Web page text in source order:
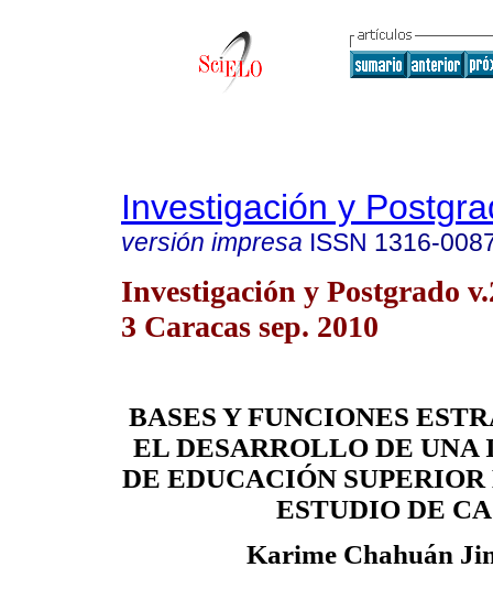
Investigación y
versión impresa ISSN 1316-
Investigación y Postgrado
3 Caracas sep. 2010
BASES Y FUNCIONES
EL DESARROLLO DE UNA
DE EDUCACIÓN
ESTUDIO DE
Karime Chahuán